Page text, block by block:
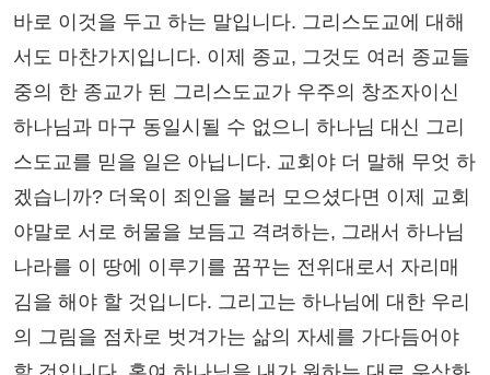
바로 이것을 두고 하는 말입니다. 그리스도교에 대해
서도 마찬가지입니다. 이제 종교, 그것도 여러 종교들
중의 한 종교가 된 그리스도교가 우주의 창조자이신
하나님과 마구 동일시될 수 없으니 하나님 대신 그리
스도교를 믿을 일은 아닙니다. 교회야 더 말해 무엇 하
겠습니까? 더욱이 죄인을 불러 모으셨다면 이제 교회
야말로 서로 허물을 보듬고 격려하는, 그래서 하나님
나라를 이 땅에 이루기를 꿈꾸는 전위대로서 자리매
김을 해야 할 것입니다. 그리고는 하나님에 대한 우리
의 그림을 점차로 벗겨가는 삶의 자세를 가다듬어야